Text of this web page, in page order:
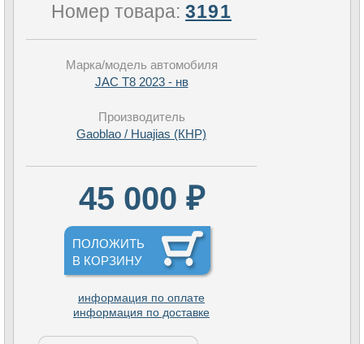
Номер товара:3191
Марка/модель автомобиля
JAC T8 2023 - нв
Производитель
Gaoblao / Huajias (КНР)
45 000 ₽
ПОЛОЖИТЬ
В КОРЗИНУ
информация по оплате
информация по доставке